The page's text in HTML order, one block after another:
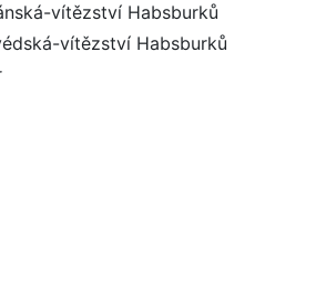
vítězství Habsburků
vítězství Habsburků